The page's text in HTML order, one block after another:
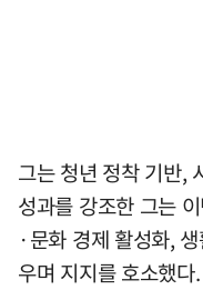
그는 청년 정착 기반,
성과를 강조한 그는
·문화 경제 활성화,
우며 지지를 호소했다.